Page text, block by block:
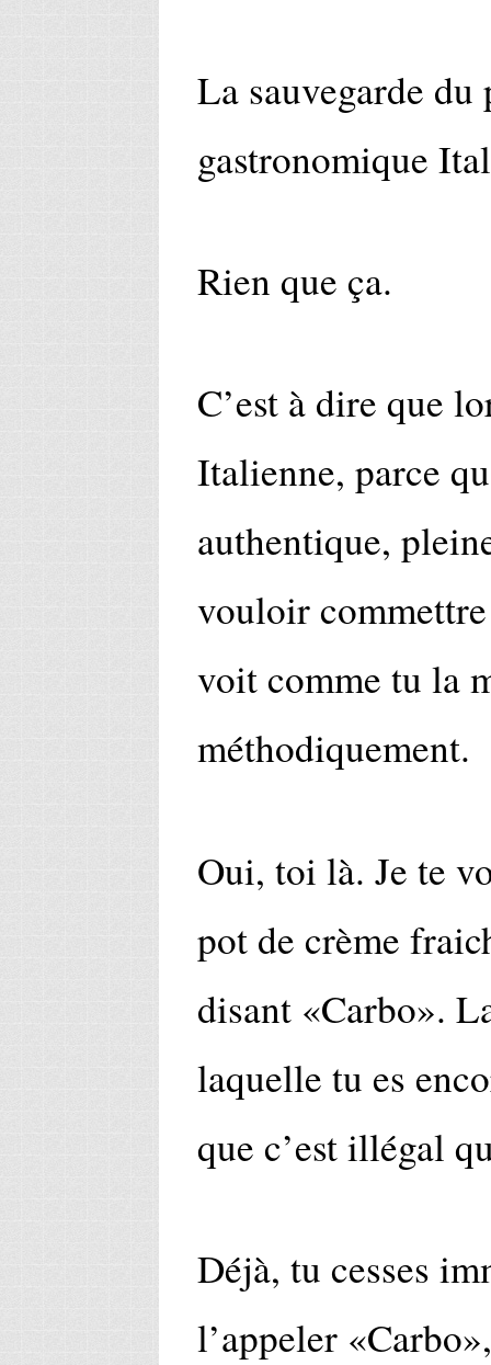
La sauvegarde
gastronomique
Rien que ça.
C’est à dire que
Italienne, parce
authentique,
vouloir
voit comme tu la
méthodiquement.
Oui, toi là. Je te
pot de crème
disant «Carbo».
laquelle tu es
que c’est illégal
Déjà, tu cesses
l’appeler